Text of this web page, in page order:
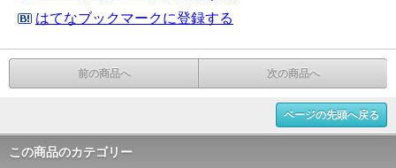
はてなブックマークに登録する
前の商品へ 次の商品へ
ページの先頭へ戻る
この商品のカテゴリー